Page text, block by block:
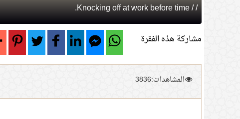
/
/ Knocking off at work before time.
مشاركة هذه الفقرة
المشاهدات:3836